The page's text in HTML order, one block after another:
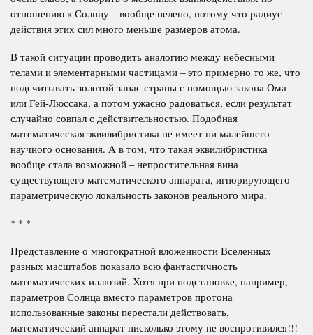
отношению к Солнцу – вообще нелепо, потому что радиус
действия этих сил много меньше размеров атома.
В такой ситуации проводить аналогию между небесными
телами и элементарными частицами – это примерно то же, что
подсчитывать золотой запас страны с помощью закона Ома
или Гей-Люссака, а потом ужасно радоваться, если результат
случайно совпал с действительностью. Подобная
математическая эквилибристика не имеет ни малейшего
научного основания. А в том, что такая эквилибристика
вообще стала возможной – непростительная вина
существующего математического аппарата, игнорирующего
параметрическую локальность законов реального мира.
* * *
Представление о многократной вложенности Вселенных
разных масштабов показало всю фантастичность
математических иллюзий. Хотя при подстановке, например,
параметров Солнца вместо параметров протона
использованные законы перестали действовать,
математический аппарат нисколько этому не воспротивился!!!